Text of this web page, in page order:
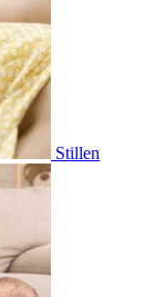
Stillen